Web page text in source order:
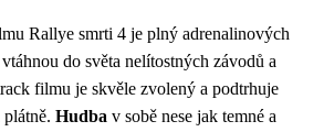
Rallye smrti 4 je plný adrenalinových
do světa nelítostných závodů a
filmu je skvěle zvolený a podtrhuje
Hudba v sobě nese jak temné a